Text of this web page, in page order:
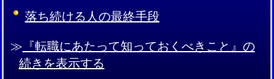
落ち続ける人の最終手段
≫ 『転職にあたって知っておくべきこと』の
続きを表示する